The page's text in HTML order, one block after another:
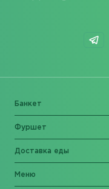
Банкет
Фуршет
Доставка еды
Меню